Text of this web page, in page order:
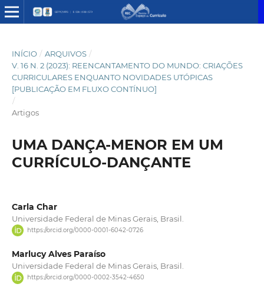
INÍCIO / ARQUIVOS /
V. 16 N. 2 (2023): REENCANTAMENTO DO MUNDO: CRIAÇÕES
CURRICULARES ENQUANTO NOVIDADES UTÓPICAS
[PUBLICAÇÃO EM FLUXO CONTÍNUO]
/
Artigos
UMA DANÇA-MENOR EM UM
CURRÍCULO-DANÇANTE
Carla Char
Universidade Federal de Minas Gerais, Brasil.
https://orcid.org/0000-0001-6042-0726
Marlucy Alves Paraíso
Universidade Federal de Minas Gerais, Brasil.
https://orcid.org/0000-0002-3542-4650